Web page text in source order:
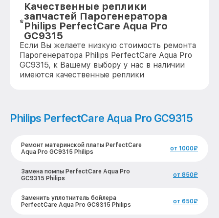
Качественные реплики
запчастей Парогенератора
Philips PerfectCare Aqua Pro
GC9315
Если Вы желаете низкую стоимость ремонта
Парогенератора Philips PerfectCare Aqua Pro
GC9315, к Вашему выбору у нас в наличии
имеются качественные реплики
Philips PerfectCare Aqua Pro GC9315
Ремонт материнской платы PerfectCare
Aqua Pro GC9315 Philips
от 1000₽
Замена помпы PerfectCare Aqua Pro
GC9315 Philips
от 850₽
Заменить уплотнитель бойлера
PerfectCare Aqua Pro GC9315 Philips
от 650₽